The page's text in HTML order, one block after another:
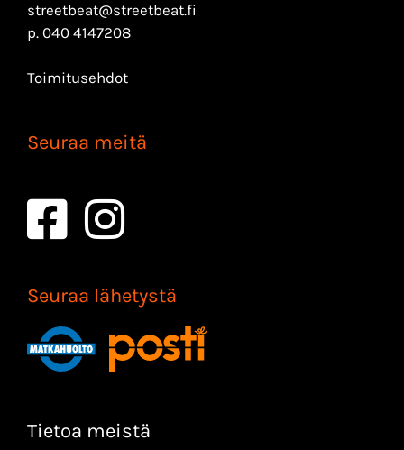
streetbeat@streetbeat.fi
p. 040 4147208
Toimitusehdot
Seuraa meitä
Seuraa lähetystä
Tietoa meistä